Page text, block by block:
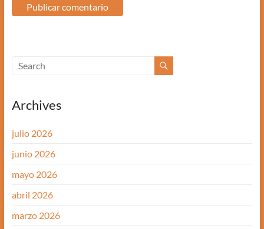
Archives
julio 2026
junio 2026
mayo 2026
abril 2026
marzo 2026